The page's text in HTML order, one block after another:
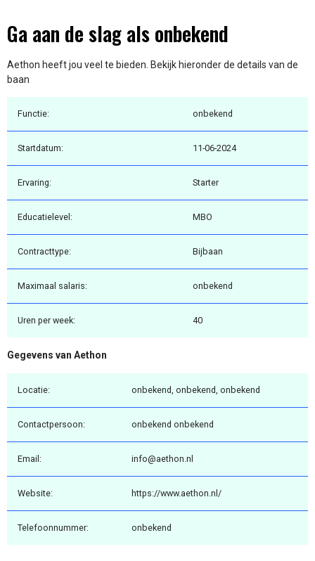
Ga aan de slag als onbekend
Aethon heeft jou veel te bieden. Bekijk hieronder de details van de
baan
Functie: onbekend
Startdatum: 11-06-2024
Ervaring: Starter
Educatielevel: MBO
Contracttype: Bijbaan
Maximaal salaris: onbekend
Uren per week: 40
Gegevens van Aethon
Locatie: onbekend, onbekend, onbekend
Contactpersoon: onbekend onbekend
Email: info@aethon.nl
Website: https://www.aethon.nl/
Telefoonnummer: onbekend